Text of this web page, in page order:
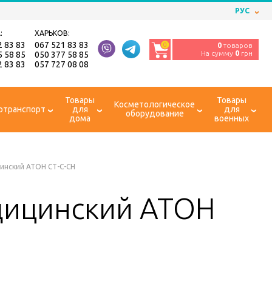
РУС
83 83
58 85
83 83
ХАРЬКОВ:
067 521 83 83
050 377 58 85
057 727 08 08
0 0 товаров
На сумму 0 грн
Товары
для
дома
Косметологическое
оборудование
Товары
для
военных
АТОН СТ-С-СН
АТОН